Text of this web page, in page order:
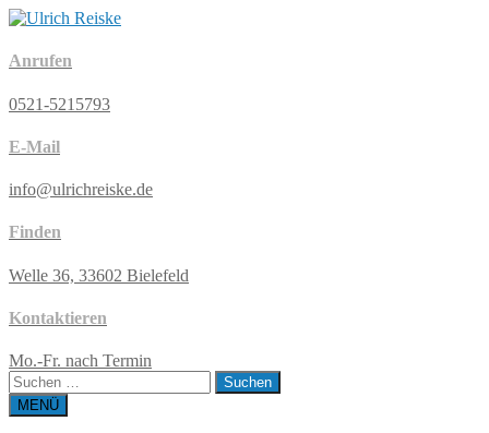
Anrufen
0521-5215793
E-Mail
info@ulrichreiske.de
Finden
Welle 36, 33602 Bielefeld
Kontaktieren
Mo.-Fr. nach Termin
Suchen
nach:
MENÜ